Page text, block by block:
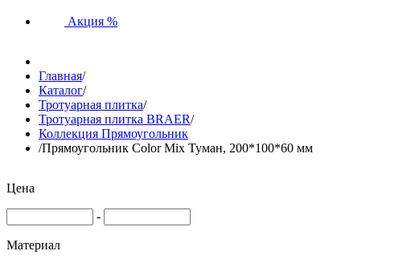
Акция %
Главная/
Каталог/
Тротуарная плитка/
Тротуарная плитка BRAER/
Коллекция Прямоугольник
/Прямоугольник Color Mix Туман, 200*100*60 мм
Цена
-
Материал